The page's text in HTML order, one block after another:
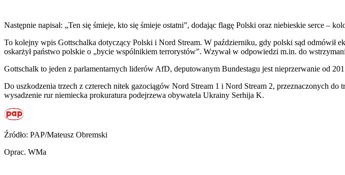
Następnie napisał: „Ten się śmieje, kto się śmieje ostatni”, dodając flagę Polski oraz niebieskie serce –
To kolejny wpis Gottschalka dotyczący Polski i Nord Stream. W październiku, gdy polski sąd
oskarżył państwo polskie o „bycie wspólnikiem terrorystów”. Wzywał w odpowiedzi m.in. do
Gottschalk to jeden z parlamentarnych liderów AfD, deputowanym Bundestagu jest nieprzerwanie od
Do uszkodzenia trzech z czterech nitek gazociągów Nord Stream 1 i Nord Stream 2, przeznaczonych
wysadzenie rur niemiecka prokuratura podejrzewa obywatela Ukrainy Serhija K.
Źródło: PAP/Mateusz Obremski
Oprac. WMa